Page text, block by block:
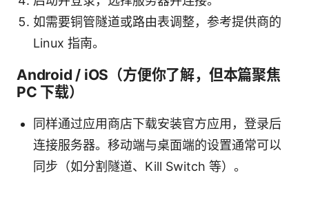
如需要铜管隧道或路由表调整，参考提供商的
Linux 指南。
Android / iOS（方便你了解，但本篇聚焦
PC 下载）
同样通过应用商店下载安装官方应用，登录后
连接服务器。移动端与桌面端的设置通常可以
同步（如分割隧道、Kill Switch 等）。